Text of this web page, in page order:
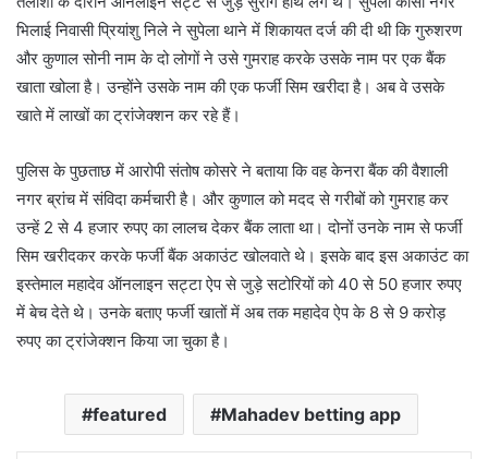
भिलाई निवासी प्रियांशु निले ने सुपेला थाने में शिकायत दर्ज की दी थी कि गुरुशरण
और कुणाल सोनी नाम के दो लोगों ने उसे गुमराह करके उसके नाम पर एक बैंक
खाता खोला है। उन्होंने उसके नाम की एक फर्जी सिम खरीदा है। अब वे उसके
खाते में लाखों का ट्रांजेक्शन कर रहे हैं।
पुलिस के पुछताछ में आरोपी संतोष कोसरे ने बताया कि वह केनरा बैंक की वैशाली
नगर ब्रांच में संविदा कर्मचारी है। और कुणाल को मदद से गरीबों को गुमराह कर
उन्हें 2 से 4 हजार रुपए का लालच देकर बैंक लाता था। दोनों उनके नाम से फर्जी
सिम खरीदकर करके फर्जी बैंक अकाउंट खोलवाते थे। इसके बाद इस अकाउंट का
इस्तेमाल महादेव ऑनलाइन सट्टा ऐप से जुड़े सटोरियों को 40 से 50 हजार रुपए
में बेच देते थे। उनके बताए फर्जी खातों में अब तक महादेव ऐप के 8 से 9 करोड़
रुपए का ट्रांजेक्शन किया जा चुका है।
featured Mahadev betting app